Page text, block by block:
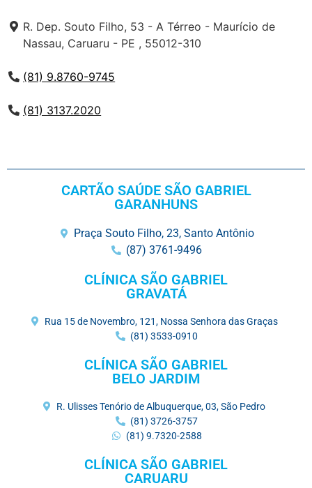
R. Dep. Souto Filho, 53 - A Térreo - Maurício de
Nassau, Caruaru - PE , 55012-310
(81) 9.8760-9745
(81) 3137.2020
CARTÃO SAÚDE SÃO GABRIEL
GARANHUNS
Praça Souto Filho, 23, Santo Antônio
(87) 3761-9496
CLÍNICA SÃO GABRIEL
GRAVATÁ
Rua 15 de Novembro, 121, Nossa Senhora das Graças
(81) 3533-0910
CLÍNICA SÃO GABRIEL
BELO JARDIM
R. Ulisses Tenório de Albuquerque, 03, São Pedro
(81) 3726-3757
(81) 9.7320-2588
CLÍNICA SÃO GABRIEL
CARUARU